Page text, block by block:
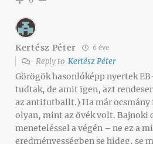
Kertész Péter 6 éve
Reply to Kertész Péter
Görögök hasonlóképp nyertek
tudtak, de amit igen, azt
az antifutballt.) Ha már ocsmány
olyan, mint az övék volt. Bajnoki
meneteléssel a végén – ne ez a
eredményességben se hideg, se